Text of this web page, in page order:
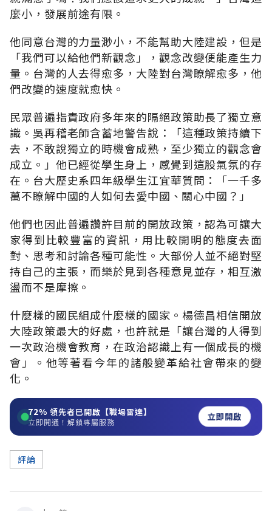
麼小，發展前途有限。
他同意台灣的力量渺小，不能幫助大陸建設，但是
「我們可以給他們新觀念」，觀念改變便能產生力
量。台灣的人去得愈多，大陸對台灣瞭解愈多，他
們改變的速度就愈快。
民眾普遍指責政府多年來的隔絕政策助長了獨立意
識。吳再稽老師含蓄地警告說：「這種政策持續下
去，不敢說獨立的時機會成熟，至少獨立的觀念會
成立。」他已經從學生身上，感覺到這股氣氛的存
在。台大歷史系四年級學生江宜華質問：「一千多
萬不瞭解中國的人如何去愛中國、關心中國？」
他們也因此普遍讚許目前的開放政策，認為可讓大
家得到比較豐富的資訊，用比較開明的態度去面
對、思考和討論各種可能性。大部份人並不絕對堅
持自己的主張，而樂於見到各種意見並存，相互激
盪而不是摩擦。
什麼樣的國民組成什麼樣的國家。楊德昌相信開放
大陸政策最大的好處，也許就是「讓台灣的人得到
一次政治機會教育，在政治認識上有一個成長的機
會」。他等著看今年的諸般變革給社會帶來的變
化。
72% 領先者已開啟【職場雷達】
立即開通！解鎖專屬服務 立即開啟
評論